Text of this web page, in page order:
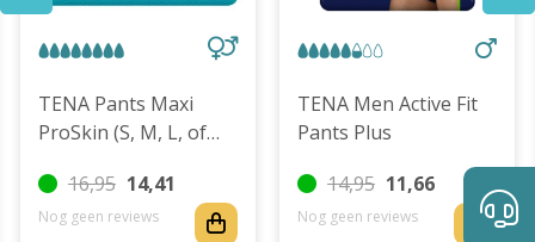
TENA Pants Maxi
ProSkin (S, M, L, of
16,95 14,41
Nog geen reviews
TENA Men Active Fit
Pants Plus
14,95 11,66
Nog geen reviews